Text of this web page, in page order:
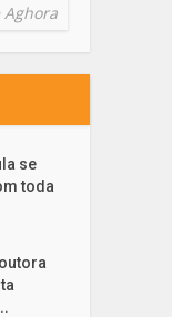
se
toda